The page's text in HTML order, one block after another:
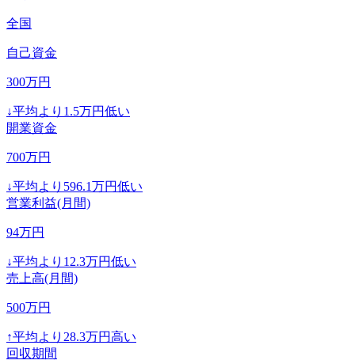
全国
自己資金
300万円
↓平均より 1.5万円低い
開業資金
700万円
↓平均より 596.1万円低い
営業利益(月間)
94万円
↓平均より 12.3万円低い
売上高(月間)
500万円
↑平均より 28.3万円高い
回収期間